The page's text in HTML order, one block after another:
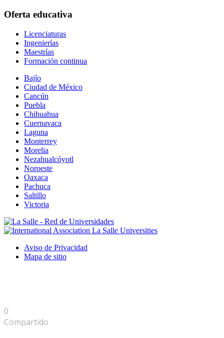
Oferta educativa
Licenciaturas
Ingenierías
Maestrías
Formación continua
Bajío
Ciudad de México
Cancún
Puebla
Chihuahua
Cuernavaca
Laguna
Monterrey
Morelia
Nezahualcóyotl
Noroeste
Oaxaca
Pachuca
Saltillo
Victoria
Aviso de Privacidad
Mapa de sitio
0
Compartido